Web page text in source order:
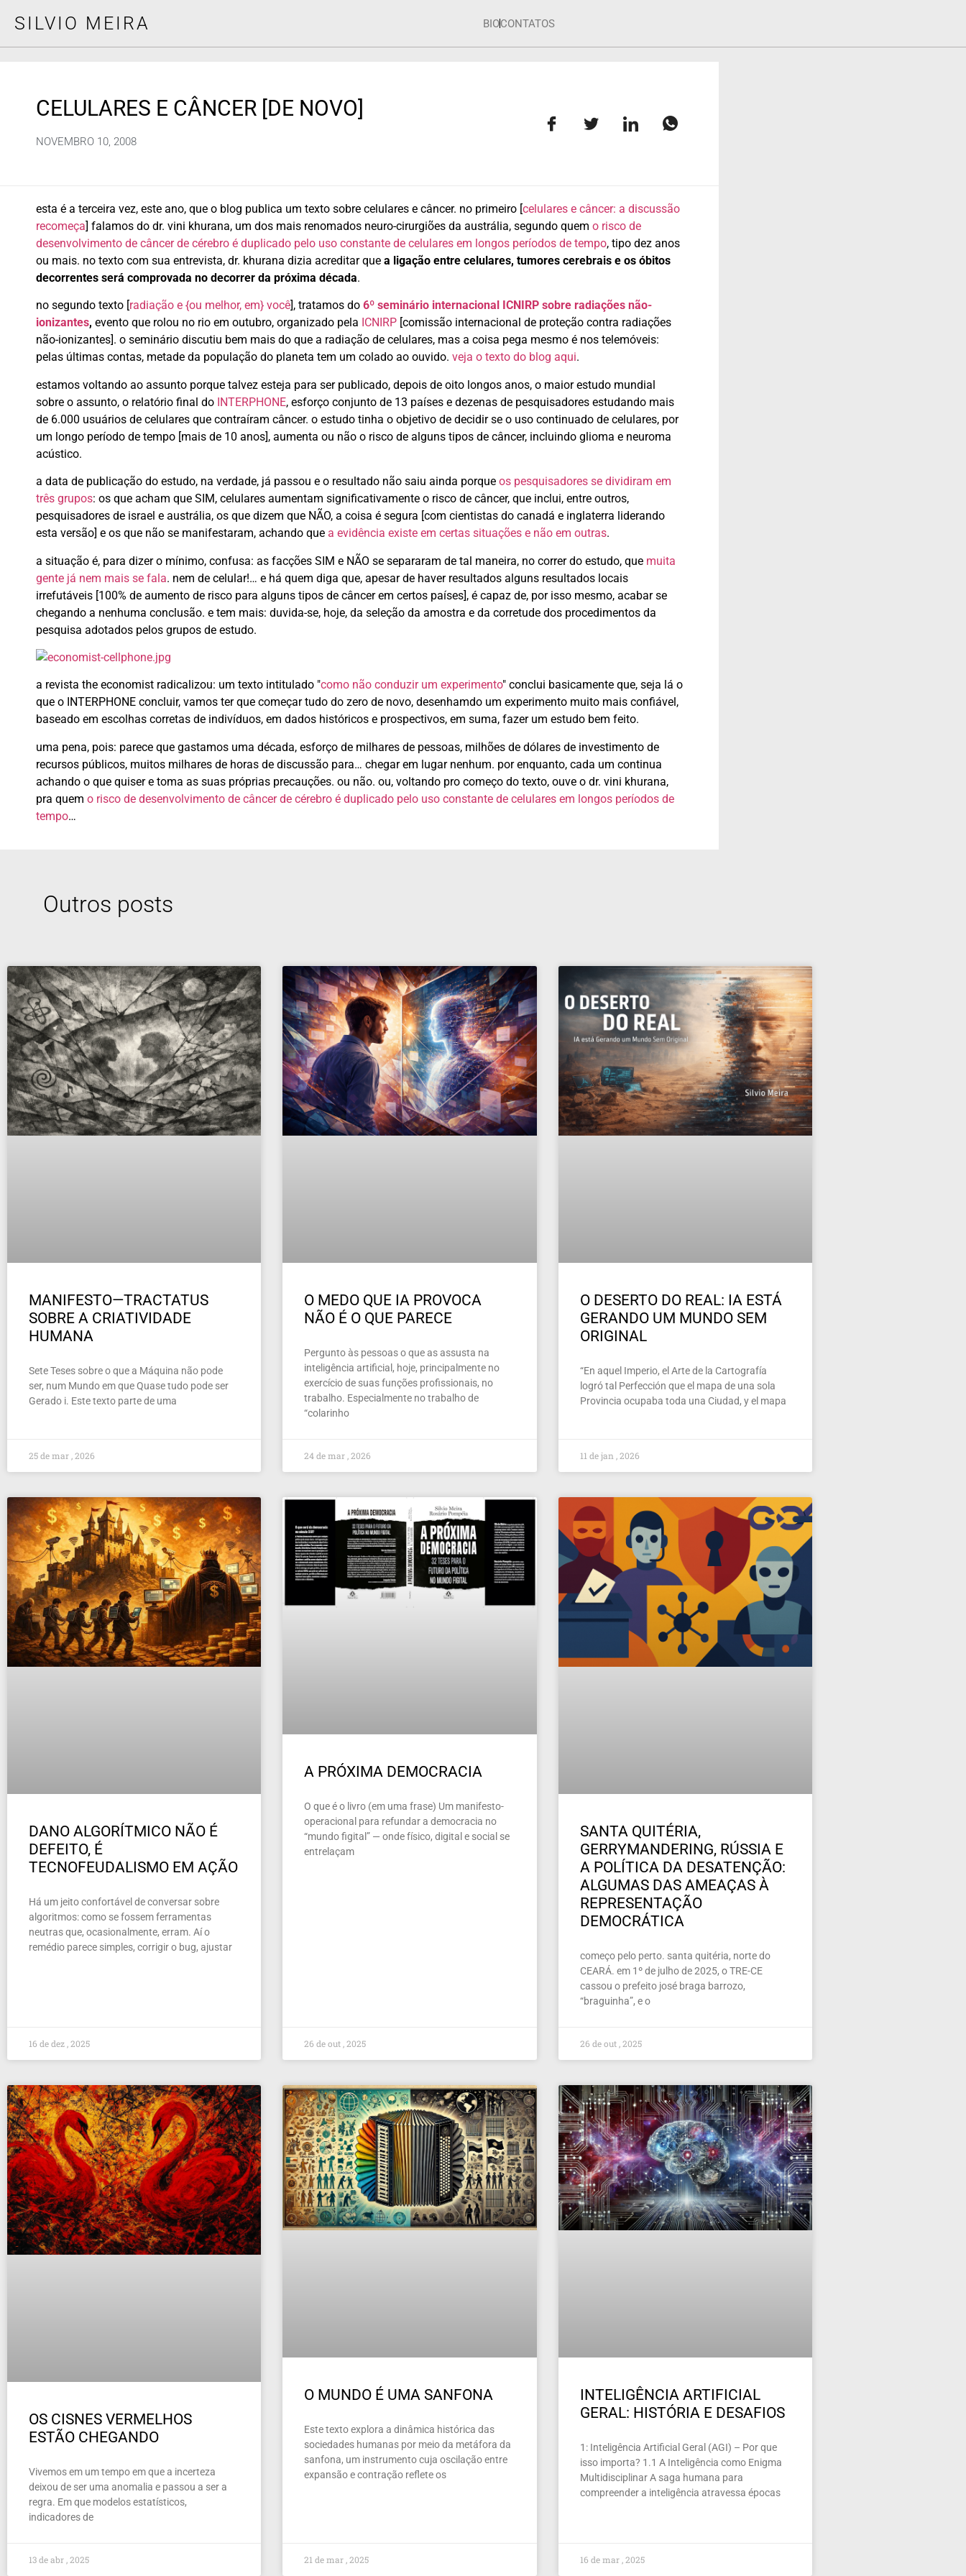
SILVIO MEIRA BIOCONTATOS
CELULARES E CÂNCER [DE NOVO]
NOVEMBRO 10, 2008
esta é a terceira vez, este ano, que o blog publica um texto sobre celulares e câncer. no primeiro [celulares e câncer: a discussão
recomeça] falamos do dr. vini khurana, um dos mais renomados neuro-cirurgiões da austrália, segundo quem o risco de
desenvolvimento de câncer de cérebro é duplicado pelo uso constante de celulares em longos períodos de tempo, tipo dez anos
ou mais. no texto com sua entrevista, dr. khurana dizia acreditar que a ligação entre celulares, tumores cerebrais e os óbitos
decorrentes será comprovada no decorrer da próxima década.
no segundo texto [radiação e {ou melhor, em} você], tratamos do 6º seminário internacional ICNIRP sobre radiações não-
ionizantes, evento que rolou no rio em outubro, organizado pela ICNIRP [comissão internacional de proteção contra radiações
não-ionizantes]. o seminário discutiu bem mais do que a radiação de celulares, mas a coisa pega mesmo é nos telemóveis:
pelas últimas contas, metade da população do planeta tem um colado ao ouvido. veja o texto do blog aqui.
estamos voltando ao assunto porque talvez esteja para ser publicado, depois de oito longos anos, o maior estudo mundial
sobre o assunto, o relatório final do INTERPHONE, esforço conjunto de 13 países e dezenas de pesquisadores estudando mais
de 6.000 usuários de celulares que contraíram câncer. o estudo tinha o objetivo de decidir se o uso continuado de celulares, por
um longo período de tempo [mais de 10 anos], aumenta ou não o risco de alguns tipos de câncer, incluindo glioma e neuroma
acústico.
a data de publicação do estudo, na verdade, já passou e o resultado não saiu ainda porque os pesquisadores se dividiram em
três grupos: os que acham que SIM, celulares aumentam significativamente o risco de câncer, que inclui, entre outros,
pesquisadores de israel e austrália, os que dizem que NÃO, a coisa é segura [com cientistas do canadá e inglaterra liderando
esta versão] e os que não se manifestaram, achando que a evidência existe em certas situações e não em outras.
a situação é, para dizer o mínimo, confusa: as facções SIM e NÃO se separaram de tal maneira, no correr do estudo, que muita
gente já nem mais se fala. nem de celular!… e há quem diga que, apesar de haver resultados alguns resultados locais
irrefutáveis [100% de aumento de risco para alguns tipos de câncer em certos países], é capaz de, por isso mesmo, acabar se
chegando a nenhuma conclusão. e tem mais: duvida-se, hoje, da seleção da amostra e da corretude dos procedimentos da
pesquisa adotados pelos grupos de estudo.
a revista the economist radicalizou: um texto intitulado "como não conduzir um experimento" conclui basicamente que, seja lá o
que o INTERPHONE concluir, vamos ter que começar tudo do zero de novo, desenhamdo um experimento muito mais confiável,
baseado em escolhas corretas de indivíduos, em dados históricos e prospectivos, em suma, fazer um estudo bem feito.
uma pena, pois: parece que gastamos uma década, esforço de milhares de pessoas, milhões de dólares de investimento de
recursos públicos, muitos milhares de horas de discussão para… chegar em lugar nenhum. por enquanto, cada um continua
achando o que quiser e toma as suas próprias precauções. ou não. ou, voltando pro começo do texto, ouve o dr. vini khurana,
pra quem o risco de desenvolvimento de câncer de cérebro é duplicado pelo uso constante de celulares em longos períodos de
tempo…
Outros posts
MANIFESTO—TRACTATUS
SOBRE A CRIATIVIDADE
HUMANA
Sete Teses sobre o que a Máquina não pode
ser, num Mundo em que Quase tudo pode ser
Gerado i. Este texto parte de uma
25 de mar , 2026
O MEDO QUE IA PROVOCA
NÃO É O QUE PARECE
Pergunto às pessoas o que as assusta na
inteligência artificial, hoje, principalmente no
exercício de suas funções profissionais, no
trabalho. Especialmente no trabalho de
“colarinho
24 de mar , 2026
O DESERTO DO REAL: IA ESTÁ
GERANDO UM MUNDO SEM
ORIGINAL
“En aquel Imperio, el Arte de la Cartografía
logró tal Perfección que el mapa de una sola
Provincia ocupaba toda una Ciudad, y el mapa
11 de jan , 2026
DANO ALGORÍTMICO NÃO É
DEFEITO, É
TECNOFEUDALISMO EM AÇÃO
Há um jeito confortável de conversar sobre
algoritmos: como se fossem ferramentas
neutras que, ocasionalmente, erram. Aí o
remédio parece simples, corrigir o bug, ajustar
16 de dez , 2025
A PRÓXIMA DEMOCRACIA
O que é o livro (em uma frase) Um manifesto-
operacional para refundar a democracia no
“mundo figital” — onde físico, digital e social se
entrelaçam
26 de out , 2025
SANTA QUITÉRIA,
GERRYMANDERING, RÚSSIA E
A POLÍTICA DA DESATENÇÃO:
ALGUMAS DAS AMEAÇAS À
REPRESENTAÇÃO
DEMOCRÁTICA
começo pelo perto. santa quitéria, norte do
CEARÁ. em 1º de julho de 2025, o TRE-CE
cassou o prefeito josé braga barrozo,
“braguinha”, e o
26 de out , 2025
OS CISNES VERMELHOS
ESTÃO CHEGANDO
Vivemos em um tempo em que a incerteza
deixou de ser uma anomalia e passou a ser a
regra. Em que modelos estatísticos,
indicadores de
13 de abr , 2025
O MUNDO É UMA SANFONA
Este texto explora a dinâmica histórica das
sociedades humanas por meio da metáfora da
sanfona, um instrumento cuja oscilação entre
expansão e contração reflete os
21 de mar , 2025
INTELIGÊNCIA ARTIFICIAL
GERAL: HISTÓRIA E DESAFIOS
1: Inteligência Artificial Geral (AGI) – Por que
isso importa? 1.1 A Inteligência como Enigma
Multidisciplinar A saga humana para
compreender a inteligência atravessa épocas
16 de mar , 2025